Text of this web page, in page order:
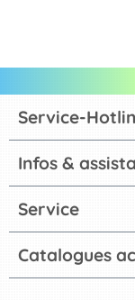
Catalogues
Service-
Infos &
Service